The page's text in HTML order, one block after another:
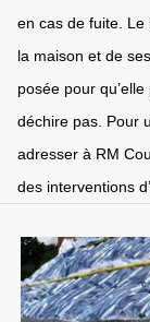
en cas de fuite.
la maison et de
posée pour
déchire pas. Pour
adresser à RM
des interventions